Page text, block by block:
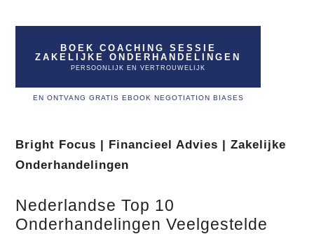
BOEK COACHING SESSIE
ZAKELIJKE ONDERHANDELINGEN
PERSOONLIJK EN VERTROUWELIJK
EN ONTVANG GRATIS EBOOK NEGOTIATION BIASES
Bright Focus | Financieel Advies | Zakelijke
Onderhandelingen
Nederlandse Top 10
Onderhandelingen Veelgestelde